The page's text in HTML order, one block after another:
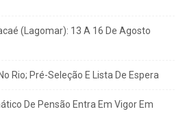
(Lagomar): 13 A 16 De Agosto
Rio; Pré-Seleção E Lista De Espera
De Pensão Entra Em Vigor Em